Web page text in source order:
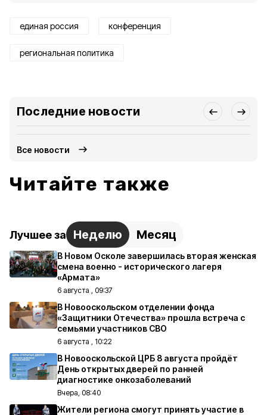
единая россия конференция
региональная политика
Последние новости
Все новости
Читайте также
Лучшее за Неделю Месяц
В Новом Осколе завершилась вторая женская
смена военно - исторического лагеря
«Армата»
6 августа , 09:37
В Новооскольском отделении фонда
«Защитники Отечества» прошла встреча с
семьями участников СВО
6 августа , 10:22
В Новооскольской ЦРБ 8 августа пройдёт
День открытых дверей по ранней
диагностике онкозаболеваний
Вчера, 08:40
Жители региона смогут принять участие в